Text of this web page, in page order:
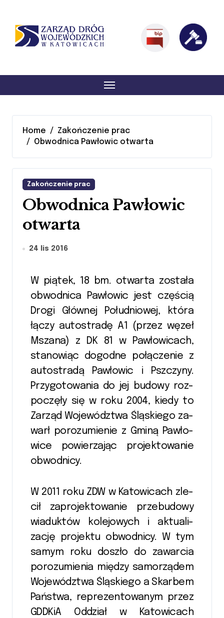
Content
navigation
Home
Zakończenie prac
Obwodnica Pawłowic otwarta
Zakończenie prac
Obwodnica Pawłowic
otwarta
24 lis 2016
W pią­tek, 18 bm. o­twar­ta zo­sta­ła
ob­wod­ni­ca Paw­ło­wic jest czę­ścią
Drogi Głów­nej Po­łu­dniowej, która
łączy au­to­stradę A1 (przez węzeł
Msza­na) z DK 81 w Paw­ło­wicach,
sta­no­wiąc do­god­ne po­łą­cze­nie z
au­to­stradą Paw­ło­wic i Psz­czy­ny.
Przy­go­towa­nia do jej bu­do­wy roz­
poczę­ły się w roku 2004, kiedy to
Za­rząd Wo­je­wódz­twa Ślą­skie­go za­
warł po­ro­zu­mie­nie z Gminą Paw­ło­
wice po­wie­rza­jąc pro­jek­towa­nie
ob­wod­ni­cy.
W 2011 roku ZDW w Ka­to­wi­cach zle­
cił zapro­jek­towa­nie przebu­do­wy
wia­duk­tów ko­le­jowych i ak­tu­ali­
zację pro­jek­tu ob­wod­ni­cy. W tym
samym roku do­szło do za­war­cia
po­ro­zu­mie­nia mię­dzy sa­mo­rzą­dem
Wo­je­wódz­twa Ślą­skie­go a Skar­bem
Pań­stwa, re­prezen­to­wa­nym przez
GDDKi­A Od­dział w Ka­to­wi­cach